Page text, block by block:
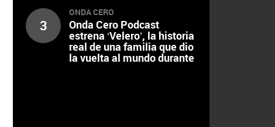
3
ONDA CERO
Onda Cero Podcast
estrena ‘Velero’, la historia
real de una familia que dio
la vuelta al mundo durante